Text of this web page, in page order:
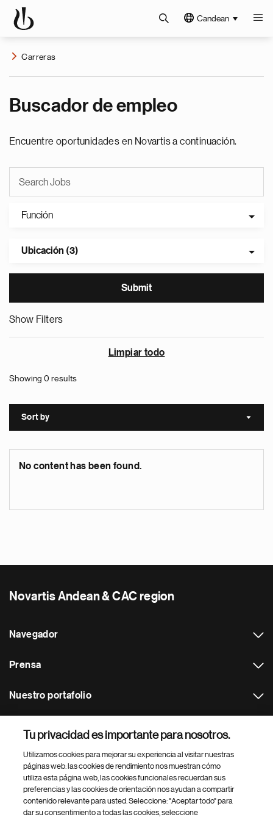
Candean
Carreras
Buscador de empleo
Encuentre oportunidades en Novartis a continuación.
Función
Ubicación (3)
Show Filters
Limpiar todo
Showing 0 results
Sort by Sort
No content has been found.
Novartis Andean & CAC region
Navegador
Prensa
Nuestro portafolio
Footer Site Search
Tu privacidad es importante para nosotros.
Utilizamos cookies para mejorar su experiencia al visitar nuestras
páginas web: las cookies de rendimiento nos muestran cómo
utiliza esta página web, las cookies funcionales recuerdan sus
preferencias y las cookies de orientación nos ayudan a compartir
contenido relevante para usted. Seleccione: "Aceptar todo" para
dar su consentimiento a todas las cookies, seleccione